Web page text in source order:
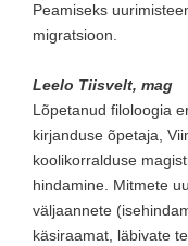
Peamiseks
migratsioon.
Leelo Tiisvelt, mag
Lõpetanud filoloogia
kirjanduse õpetaja,
koolikorralduse
hindamine. Mitmete
väljaannete
käsiraamat, läbivate